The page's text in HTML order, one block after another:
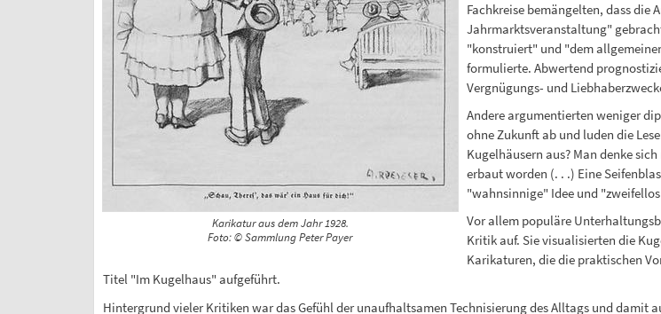
Karikatur aus dem Jahr 1928.
Foto: © Sammlung Peter Payer
Fachkreise bemängelten, dass
Jahrmarktsveranstaltung"
"konstruiert" und "dem
formulierte. Abwertend
Vergnügungs- und
Andere argumentierten weniger
ohne Zukunft ab und luden die
Kugelhäusern aus? Man denke
erbaut worden (. . .) Eine
"wahnsinnige" Idee und
Vor allem populäre
Kritik auf. Sie visualisierten die
Karikaturen, die die praktischen
Titel "Im Kugelhaus" aufgeführt.
Hintergrund vieler Kritiken war das Gefühl der unaufhaltsamen Technisierung des Alltags und damit